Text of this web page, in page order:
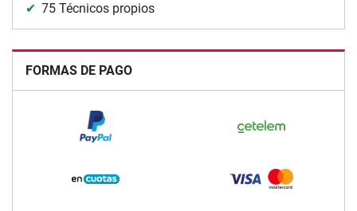
75 Técnicos propios
FORMAS DE PAGO